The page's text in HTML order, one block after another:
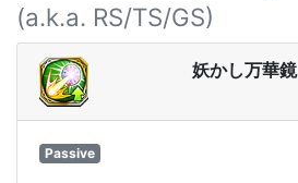
(a.k.a. RS/TS/GS)
妖かし万華鏡
Passive